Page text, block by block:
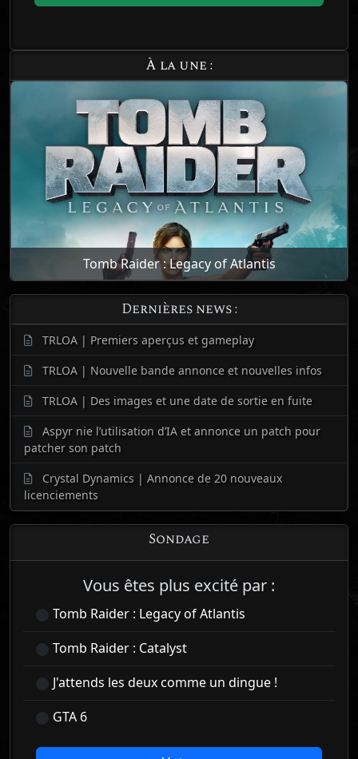
À la une :
Tomb Raider : Legacy of Atlantis
Dernières news :
TRLOA | Premiers aperçus et gameplay
TRLOA | Nouvelle bande annonce et nouvelles infos
TRLOA | Des images et une date de sortie en fuite
Aspyr nie l’utilisation d’IA et annonce un patch pour
patcher son patch
Crystal Dynamics | Annonce de 20 nouveaux
licenciements
Sondage
Vous êtes plus excité par :
Tomb Raider : Legacy of Atlantis
Tomb Raider : Catalyst
J'attends les deux comme un dingue !
GTA 6